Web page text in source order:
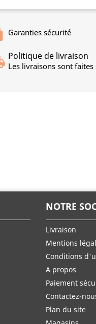
Garanties sécurité
Politique de livraison
Les livraisons sont
NOTRE
Livraison
Mentions
Conditions
A propos
Paiement
Contactez-
Plan du site